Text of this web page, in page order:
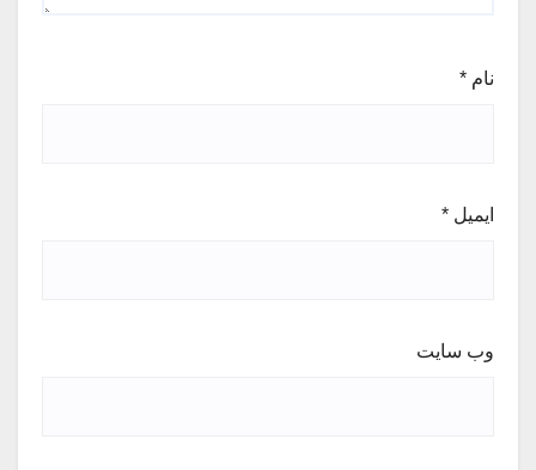
نام *
ایمیل *
وب‌ سایت